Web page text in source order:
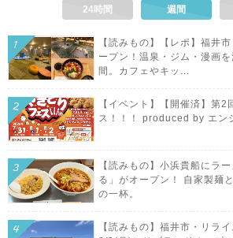
24時間 週間
【読みもの】【レポ】福井
ープン！温泉・ジム・漫画
間。カフェやキッ...
【イベント】【開催済】第2
ス！！！ produced by エン
【読みもの】小浜貴船にラ
る」がオープン！ 自家製麺
の一杯。
【読みもの】福井市・リラ